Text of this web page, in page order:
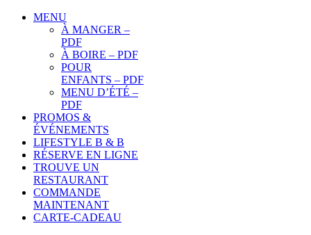
MENU
À MANGER –
PDF
À BOIRE – PDF
POUR
ENFANTS – PDF
MENU D’ÉTÉ –
PDF
PROMOS &
ÉVÉNEMENTS
LIFESTYLE B & B
RÉSERVE EN LIGNE
TROUVE UN
RESTAURANT
COMMANDE
MAINTENANT
CARTE-CADEAU